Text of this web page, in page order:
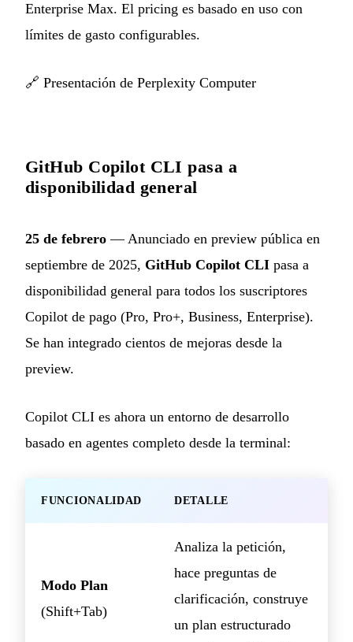
Enterprise Max. El pricing es basado en uso con
límites de gasto configurables.
🔗 Presentación de Perplexity Computer
GitHub Copilot CLI pasa a
disponibilidad general
25 de febrero — Anunciado en preview pública en
septiembre de 2025, GitHub Copilot CLI pasa a
disponibilidad general para todos los suscriptores
Copilot de pago (Pro, Pro+, Business, Enterprise).
Se han integrado cientos de mejoras desde la
preview.
Copilot CLI es ahora un entorno de desarrollo
basado en agentes completo desde la terminal:
FUNCIONALIDAD DETALLE
Modo Plan
(Shift+Tab)
Analiza la petición,
hace preguntas de
clarificación, construye
un plan estructurado